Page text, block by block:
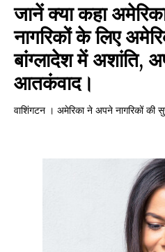
जानें क्या कहा
नागरिकों के लिए
बांग्लादेश में अशांति,
आतकंवाद।
वाशिंगटन । अमेरिका ने अपने नागरिकों की